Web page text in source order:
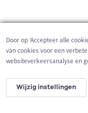
200 m
Door op 'Accepteer alle
van cookies voor een
websiteverkeersanalyse en
Wijzig instellingen